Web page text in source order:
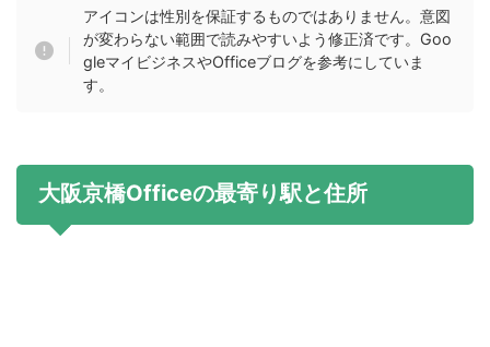
アイコンは性別を保証するものではありません。意図
が変わらない範囲で読みやすいよう修正済です。Goo
gleマイビジネスやOfficeブログを参考にしていま
す。
大阪京橋Officeの最寄り駅と住所